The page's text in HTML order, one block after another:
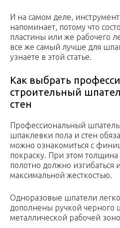
И на самом деле,
напоминает, потому что
пластины или же рабочего
все же самый лучше для
узнаете в этой статье.
Как выбрать
строительный
стен
Профессиональный
шпаклевки пола и стен
можно ознакомиться с
покраску. При этом
полотно должно изгибаться
максимальной жесткостью.
Одноразовые шпатели
дополнены ручкой черного
металлической рабочей